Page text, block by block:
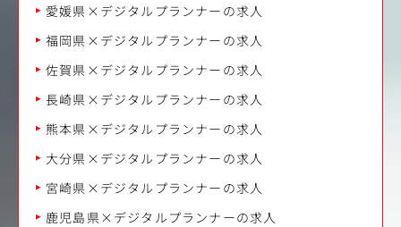
愛媛県×デジタルプランナーの求人
福岡県×デジタルプランナーの求人
佐賀県×デジタルプランナーの求人
長崎県×デジタルプランナーの求人
熊本県×デジタルプランナーの求人
大分県×デジタルプランナーの求人
宮崎県×デジタルプランナーの求人
鹿児島県×デジタルプランナーの求人